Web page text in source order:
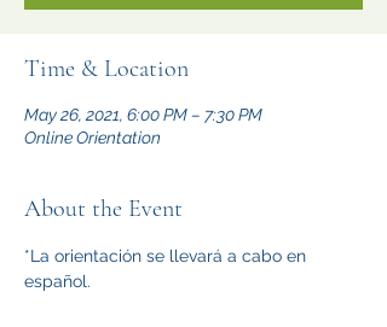
Time & Location
May 26, 2021, 6:00 PM – 7:30 PM
Online Orientation
About the Event
*La orientación se llevará a cabo en
español.